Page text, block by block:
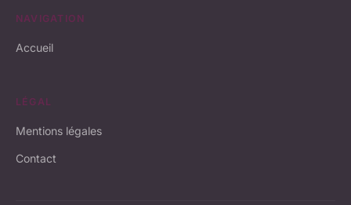
NAVIGATION
Accueil
LÉGAL
Mentions légales
Contact